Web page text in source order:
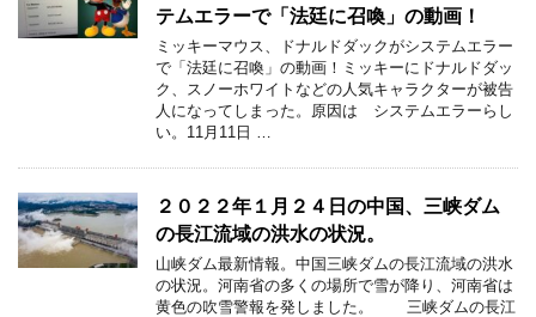
テムエラーで「法廷に召喚」の動画！
ミッキーマウス、ドナルドダックがシステムエラー
で「法廷に召喚」の動画！ミッキーにドナルドダッ
ク、スノーホワイトなどの人気キャラクターが被告
人になってしまった。原因は システムエラーらし
い。11月11日 …
２０２２年１月２４日の中国、三峡ダム
の長江流域の洪水の状況。
山峡ダム最新情報。中国三峡ダムの長江流域の洪水
の状況。河南省の多くの場所で雪が降り、河南省は
黄色の吹雪警報を発しました。 三峡ダムの長江